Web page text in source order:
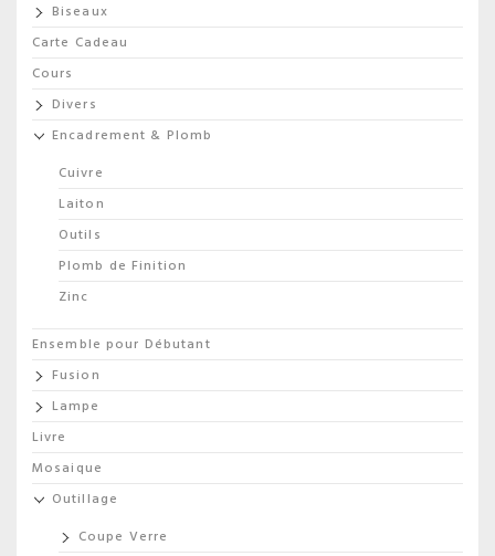
Biseaux
Carte Cadeau
Cours
Divers
Encadrement & Plomb
Cuivre
Laiton
Outils
Plomb de Finition
Zinc
Ensemble pour Débutant
Fusion
Lampe
Livre
Mosaique
Outillage
Coupe Verre